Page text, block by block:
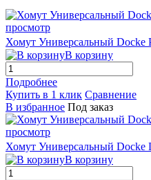
просмотр
Хомут Универсальный Docke
В корзину
Подробнее
Купить в 1 клик Сравнение
В избранное Под заказ
просмотр
Хомут Универсальный
В корзину